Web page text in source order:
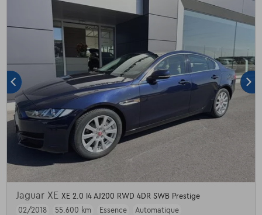
Jaguar XE XE 2.0 I4 AJ200 RWD 4DR SWB Prestige
02/2018
55.600 km Essence
Automatique